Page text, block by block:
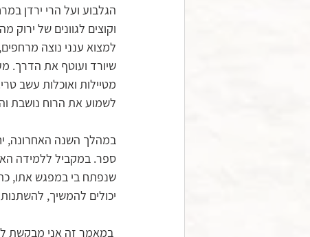
הגלבוע ועל הרי ירדן
וקוצים לגוונים של
למצוא ענני נוצה
שיורד ועוטף את הדרך.
מטיילות ואוכלות עשב
לשמוע את הרוח נושבת
במהלך השנה האחרונה,
ספר. במקביל ללמידה
שנפתח בי במפגש אתו,
יכולים להמשיך,
במאמר זה אני מבקשת